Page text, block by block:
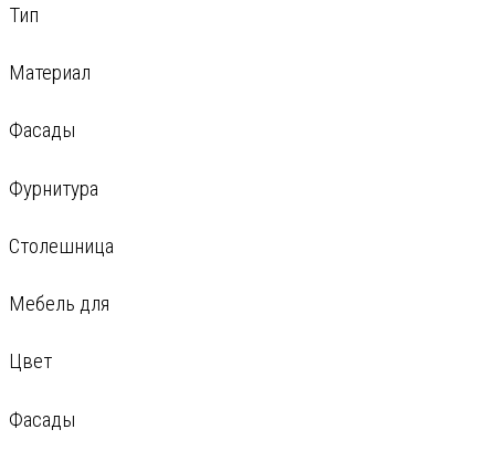
Тип
Материал
Фасады
Фурнитура
Столешница
Мебель для
Цвет
Фасады